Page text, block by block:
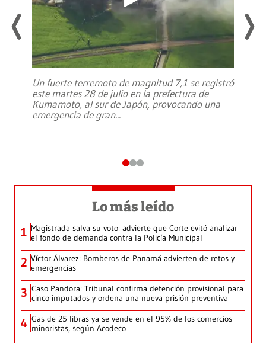
Un fuerte terremoto de magnitud 7,1 se registró
este martes 28 de julio en la prefectura de
Kumamoto, al sur de Japón, provocando una
emergencia de gran...
Lo más leído
1 Magistrada salva su voto: advierte que Corte evitó analizar
el fondo de demanda contra la Policía Municipal
2 Víctor Álvarez: Bomberos de Panamá advierten de retos y
emergencias
3 Caso Pandora: Tribunal confirma detención provisional para
cinco imputados y ordena una nueva prisión preventiva
4 Gas de 25 libras ya se vende en el 95% de los comercios
minoristas, según Acodeco